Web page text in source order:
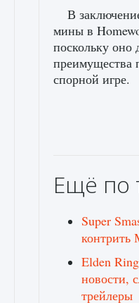
В
мины в
поскольку оно
преимущества
спорной игре.
Ещё по
Super
Elden
новости,
трейлеры